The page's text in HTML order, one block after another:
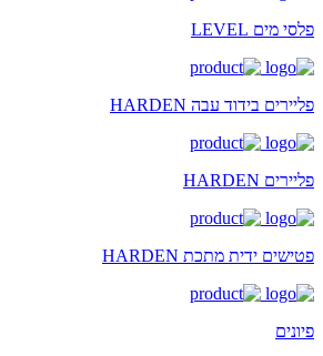
פלסי מים LEVEL
פליירים בידוד עבה HARDEN
פליירים HARDEN
פטישים ידית מתכת HARDEN
פיונים